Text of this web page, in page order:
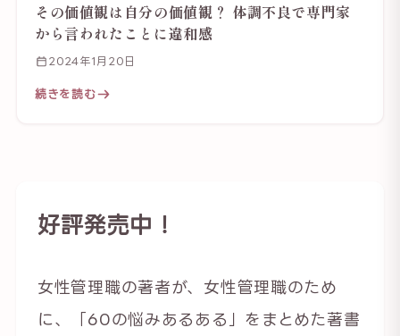
その価値観は自分の価値観？ 体調不良で専門家
から言われたことに違和感
2024年1月20日
続きを読む
好評発売中！
女性管理職の著者が、女性管理職のため
に、「60の悩みあるある」をまとめた著書